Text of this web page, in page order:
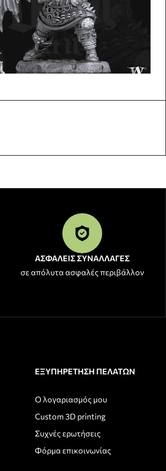
ΑΣΦΑΛΕΙΣ ΣΥΝΑΛΛΑΓΕΣ
σε απόλυτα ασφαλές περιβάλλον
ΕΞΥΠΗΡΕΤΗΣΗ ΠΕΛΑΤΩΝ
Ο λογαριασμός μου
Custom 3D printing
Συχνές ερωτήσεις
Φόρμα επικοινωνίας